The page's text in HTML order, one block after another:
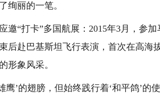
绚丽的一笔。
“打卡”多国航展：2015年3月，参加
后赴巴基斯坦飞行表演，首次在高
形象风采。
’的翅膀，但始终践行着‘和平鸽’的